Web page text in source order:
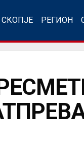
СКОПЈЕ РЕГИОН